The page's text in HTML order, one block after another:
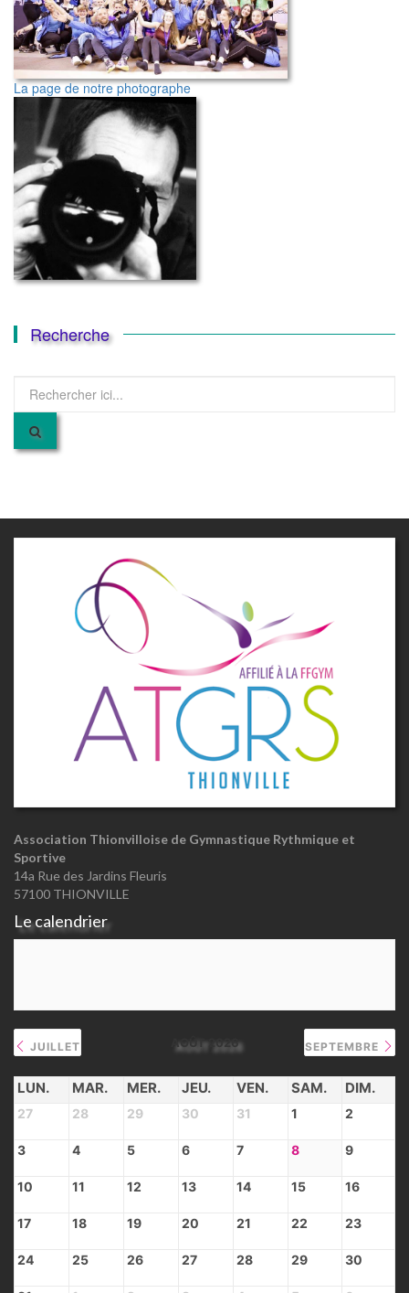
La page de notre photographe
Recherche
pour
Association Thionvilloise de Gymnastique Rythmique et
Sportive
14a Rue des Jardins Fleuris
57100 THIONVILLE
Le calendrier
JUILLET AOÛT 2026 SEPTEMBRE
LUN. MAR. MER. JEU. VEN. SAM. DIM.
27 28 29 30 31 1 2
3 4 5 6 7 8 9
10 11 12 13 14 15 16
17 18 19 20 21 22 23
24 25 26 27 28 29 30